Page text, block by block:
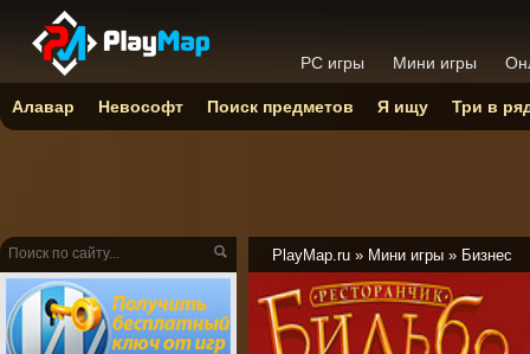
PlayMap.ru » Мини игры » Бизнес
PC игры Мини игры
Алавар Невософт Поиск предметов Я ищу Три в